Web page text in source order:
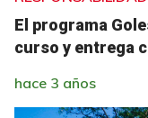
El programa
curso y entrega
hace 3 años